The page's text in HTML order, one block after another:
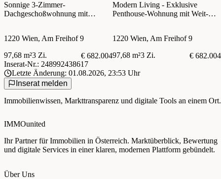
Sonnige 3-Zimmer-
Dachgeschoßwohnung mit
1220 Wien, Am Freihof 9
97,68 m²3 Zi. € 682.004
Modern Living - Exklusive
Penthouse-Wohnung mit Weit-
1220 Wien, Am Freihof 9
97,68 m²3 Zi.
€ 682.004
Inserat-Nr.: 248992438617
Letzte Änderung: 01.08.2026, 23:53 Uhr
Inserat melden
Immobilienwissen, Markttransparenz und digitale Tools an einem Ort.
IMMOunited
Ihr Partner für Immobilien in Österreich. Marktüberblick, Bewertung
und digitale Services in einer klaren, modernen Plattform gebündelt.
Über Uns